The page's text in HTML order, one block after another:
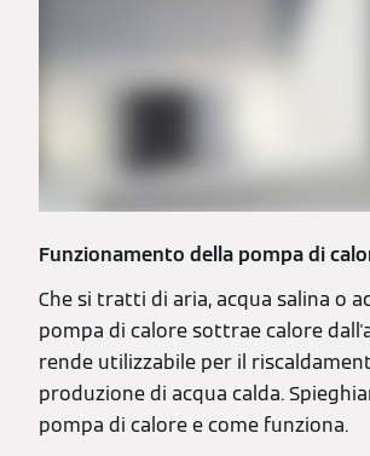
Funzionamento della pompa di
Che si tratti di aria, acqua salina o
pompa di calore sottrae calore
rende utilizzabile per il
produzione di acqua calda.
pompa di calore e come funziona.